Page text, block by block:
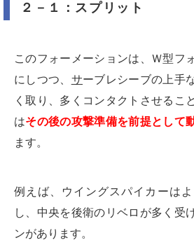
２－１：スプリット
このフォーメーションは、Ｗ型フ
にしつつ、 サーブレシーブの上手
く取り、多くコンタクトさせるこ
はその後の攻撃準備を前提として
ます。
例えば、ウイングスパイカーは
し、中央を後衛のリベロが多く受
ンがあります。